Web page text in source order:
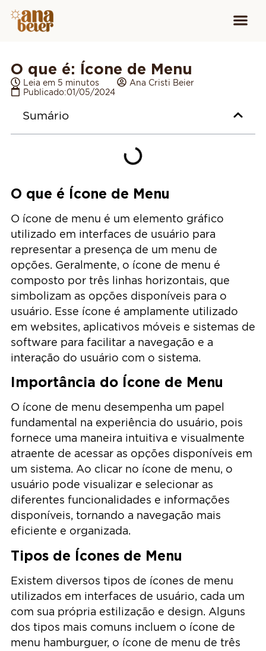
O que é: Ícone de Menu
Leia em 5 minutos
Ana Cristi Beier
Publicado:01/05/2024
Sumário
O que é Ícone de Menu
O ícone de menu é um elemento gráfico
utilizado em interfaces de usuário para
representar a presença de um menu de
opções. Geralmente, o ícone de menu é
composto por três linhas horizontais, que
simbolizam as opções disponíveis para o
usuário. Esse ícone é amplamente utilizado
em websites, aplicativos móveis e sistemas de
software para facilitar a navegação e a
interação do usuário com o sistema.
Importância do Ícone de Menu
O ícone de menu desempenha um papel
fundamental na experiência do usuário, pois
fornece uma maneira intuitiva e visualmente
atraente de acessar as opções disponíveis em
um sistema. Ao clicar no ícone de menu, o
usuário pode visualizar e selecionar as
diferentes funcionalidades e informações
disponíveis, tornando a navegação mais
eficiente e organizada.
Tipos de Ícones de Menu
Existem diversos tipos de ícones de menu
utilizados em interfaces de usuário, cada um
com sua própria estilização e design. Alguns
dos tipos mais comuns incluem o ícone de
menu hamburguer, o ícone de menu de três